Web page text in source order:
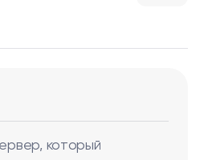
который